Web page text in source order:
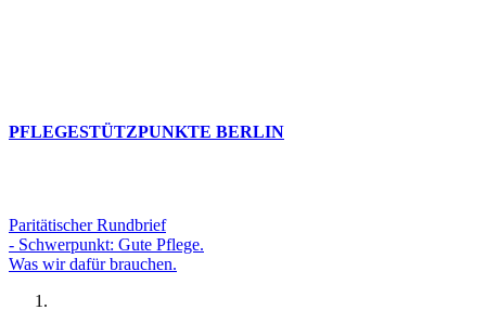
PFLEGESTÜTZPUNKTE BERLIN
Paritätischer Rundbrief
- Schwerpunkt: Gute Pflege.
Was wir dafür brauchen.